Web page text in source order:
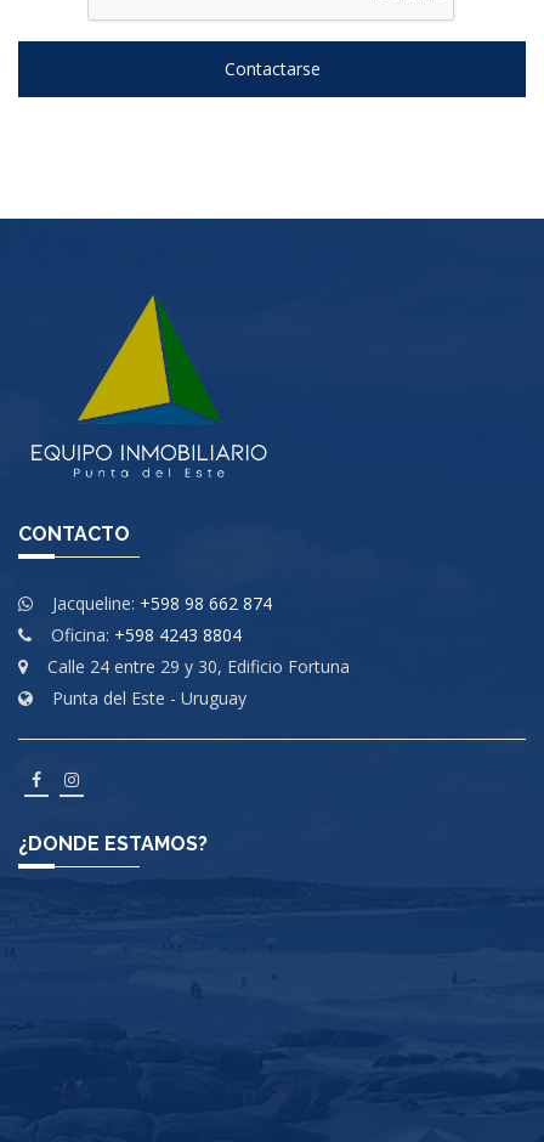
Contactarse
CONTACTO
Jacqueline: +598 98 662 874
Oficina: +598 4243 8804
Calle 24 entre 29 y 30, Edificio Fortuna
Punta del Este - Uruguay
¿DONDE ESTAMOS?